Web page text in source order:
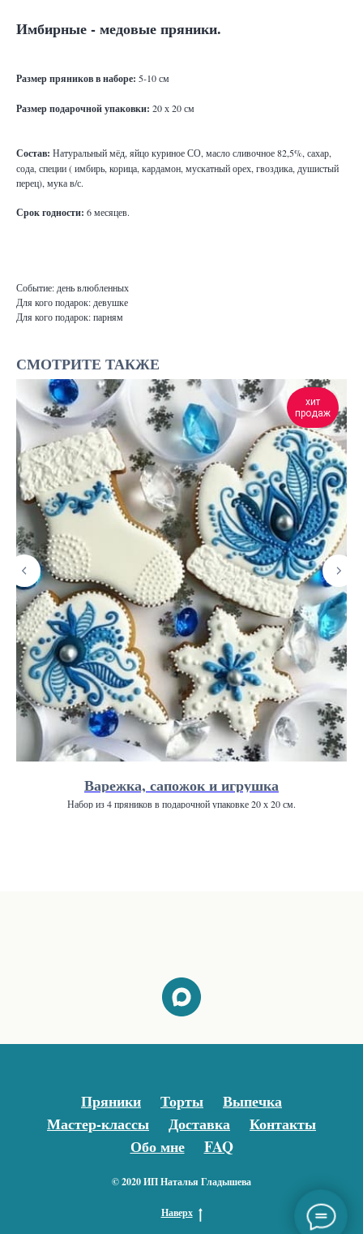
Имбирные - медовые пряники.
Размер пряников в наборе: 5-10 см
Размер подарочной упаковки: 20 х 20 см
Состав: Натуральный мёд, яйцо куриное СО, масло сливочное 82,5%, сахар,
сода, специи ( имбирь, корица, кардамон, мускатный орех, гвоздика, душистый
перец), мука в/с.
Срок годности: 6 месяцев.
Событие: день влюбленных
Для кого подарок: девушке
Для кого подарок: парням
СМОТРИТЕ ТАКЖЕ
хит
продаж
Варежка, сапожок и игрушка
Набор из 4 пряников в подарочной упаковке 20 х 20 см.
Пряники Торты
Выпечка
Мастер-классы
Доставка
Контакты
Обо мне
FAQ
© 2020 ИП Наталья Гладышева
Наверх